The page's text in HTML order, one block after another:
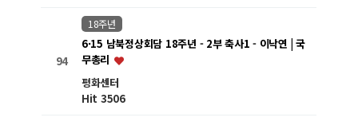
94
18주년
6·15 남북정상회담 18주년 - 2부 축사1 - 이낙연 | 국
무총리
평화센터
Hit 3506